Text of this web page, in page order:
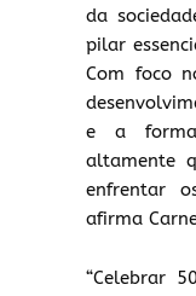
da
pilar
Com foco
e a
altamente
enfrentar
afirma
“Celebrar